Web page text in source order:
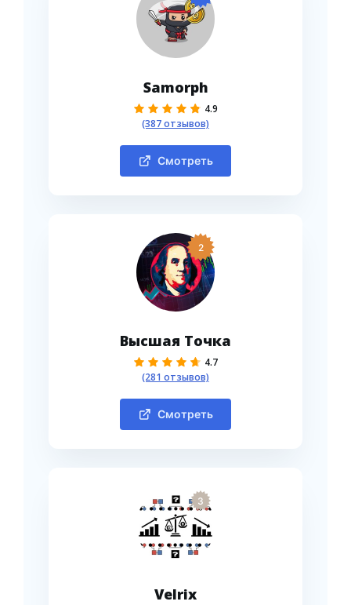
Samorph
4.9
(387 отзывов)
Смотреть
2
Высшая Точка
4.7
(281 отзывов)
Смотреть
3
Velrix